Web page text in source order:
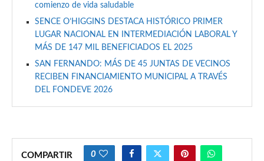
comienzo de vida saludable
SENCE O’HIGGINS DESTACA HISTÓRICO PRIMER
LUGAR NACIONAL EN INTERMEDIACIÓN LABORAL Y
MÁS DE 147 MIL BENEFICIADOS EL 2025
SAN FERNANDO: MÁS DE 45 JUNTAS DE VECINOS
RECIBEN FINANCIAMIENTO MUNICIPAL A TRAVÉS
DEL FONDEVE 2026
COMPARTIR 0